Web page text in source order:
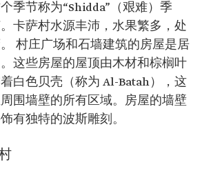
季节称为“Shidda”（艰难）季
卡萨村水源丰沛，水果繁多，处
村庄广场和石墙建筑的房屋是居
这些房屋的屋顶由木材和棕榈叶
白色贝壳（称为 Al-Batah），这
围墙壁的所有区域。房屋的墙壁
有独特的波斯雕刻。